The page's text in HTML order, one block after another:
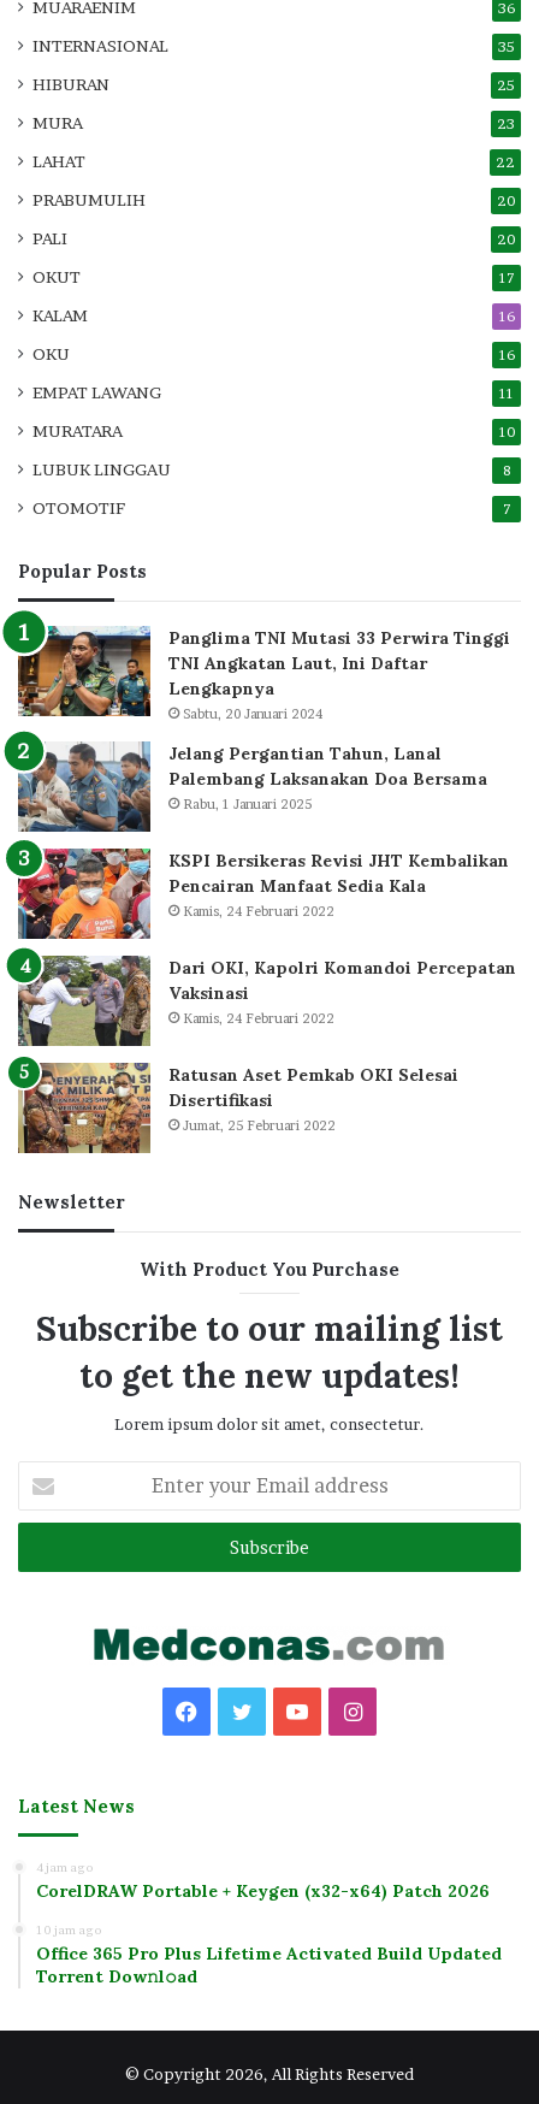
MUARAENIM 36
INTERNASIONAL 35
HIBURAN 25
MURA 23
LAHAT 22
PRABUMULIH 20
PALI 20
OKUT 17
KALAM 16
OKU 16
EMPAT LAWANG 11
MURATARA 10
LUBUK LINGGAU 8
OTOMOTIF 7
Popular Posts
Panglima TNI Mutasi 33 Perwira Tinggi
TNI Angkatan Laut, Ini Daftar
Lengkapnya
Sabtu, 20 Januari 2024
Jelang Pergantian Tahun, Lanal
Palembang Laksanakan Doa Bersama
Rabu, 1 Januari 2025
KSPI Bersikeras Revisi JHT Kembalikan
Pencairan Manfaat Sedia Kala
Kamis, 24 Februari 2022
Dari OKI, Kapolri Komandoi Percepatan
Vaksinasi
Kamis, 24 Februari 2022
Ratusan Aset Pemkab OKI Selesai
Disertifikasi
Jumat, 25 Februari 2022
Newsletter
With Product You Purchase
Subscribe to our mailing list
to get the new updates!
Lorem ipsum dolor sit amet, consectetur.
your
Email
Facebook
TwitterYouTubeInstagram
Latest News
4 jam ago
CorelDRAW Portable + Keygen (x32-x64) Patch 2026
10 jam ago
Office 365 Pro Plus Lifetime Activated Build Updated
Torrent Dow𝚗l𝚘аd
© Copyright 2026, All Rights Reserved